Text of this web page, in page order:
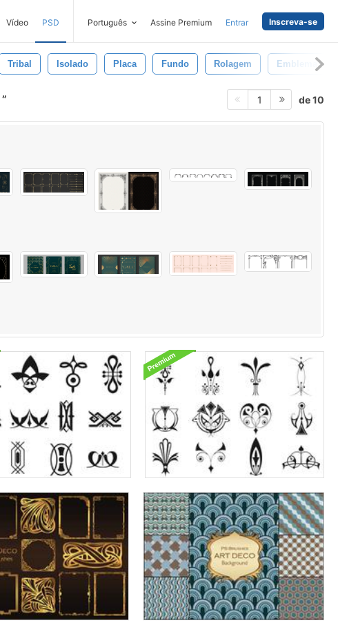
Vídeo PSD Português Assine Premium Entrar Inscreva-se
Tribal Isolado Placa Fundo Rolagem Emblema
1 de 10